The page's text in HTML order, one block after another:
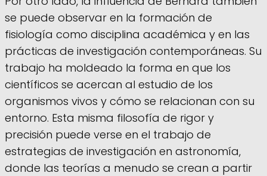
se puede observar en la formación de
fisiología como disciplina académica y en las
prácticas de investigación contemporáneas. Su
trabajo ha moldeado la forma en que los
científicos se acercan al estudio de los
organismos vivos y cómo se relacionan con su
entorno. Esta misma filosofía de rigor y
precisión puede verse en el trabajo de
estrategias de investigación en astronomía,
donde las teorías a menudo se crean a partir